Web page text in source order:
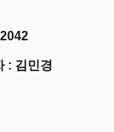
: 김민경